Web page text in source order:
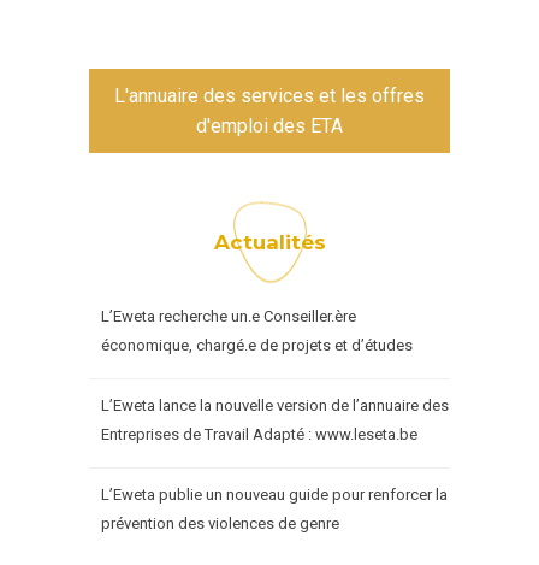
L'annuaire des services et les offres
d'emploi des ETA
Actualités
L’Eweta recherche un.e Conseiller.ère
économique, chargé.e de projets et d’études
L’Eweta lance la nouvelle version de l’annuaire des
Entreprises de Travail Adapté : www.leseta.be
L’Eweta publie un nouveau guide pour renforcer la
prévention des violences de genre